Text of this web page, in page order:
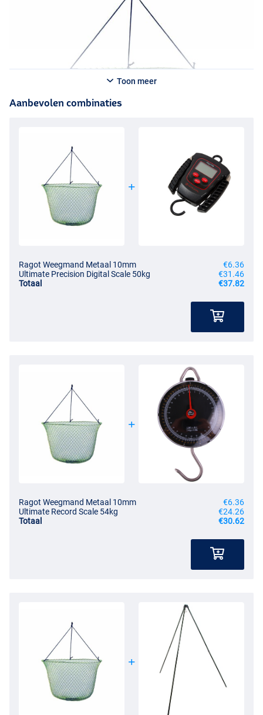
Toon meer
Aanbevolen combinaties
Ragot Weegmand Metaal 10mm
€6.36
Ultimate Precision Digital Scale 50kg
€31.46
Totaal
€37.82
Ragot Weegmand Metaal 10mm
€6.36
Ultimate Record Scale 54kg
€24.26
Totaal
€30.62